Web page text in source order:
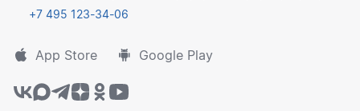
+7 495 123-34-06
App Store Google Play